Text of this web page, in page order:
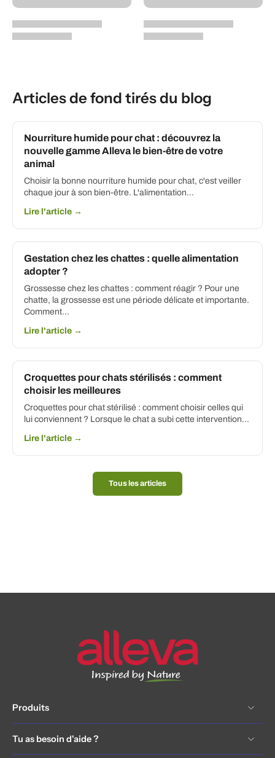
Articles de fond tirés du blog
Nourriture humide pour chat : découvrez la
nouvelle gamme Alleva le bien-être de votre
animal
Choisir la bonne nourriture humide pour chat, c'est veiller
chaque jour à son bien-être. L'alimentation...
Lire l'article →
Gestation chez les chattes : quelle alimentation
adopter ?
Grossesse chez les chattes : comment réagir ? Pour une
chatte, la grossesse est une période délicate et importante.
Comment…
Lire l'article →
Croquettes pour chats stérilisés : comment
choisir les meilleures
Croquettes pour chat stérilisé : comment choisir celles qui
lui conviennent ? Lorsque le chat a subi cette intervention…
Lire l'article →
Tous les articles
Produits
Tu as besoin d'aide ?